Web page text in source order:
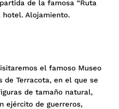
de la famosa “Ruta
hotel. Alojamiento.
el famoso Museo
de Terracota, en el que se
de tamaño natural,
ejército de guerreros,